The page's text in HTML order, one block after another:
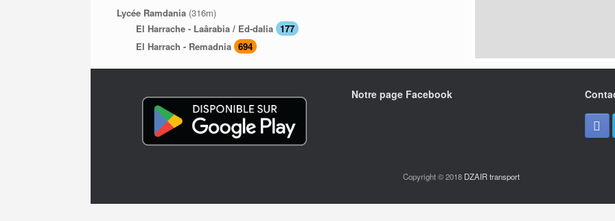
Lycée Ramdania (316m)
El Harrache - Laârabia / Ed-dalia 177
El Harrach - Remadnia 694
Notre page Facebook
Copyright © 2018 DZAIR transport